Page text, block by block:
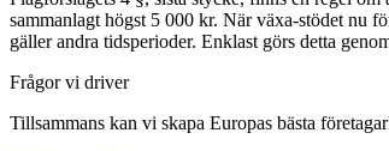
sammanlagt högst 5 000 kr. När växa-stödet nu
gäller andra tidsperioder. Enklast görs detta
Frågor vi driver
Tillsammans kan vi skapa Europas bästa